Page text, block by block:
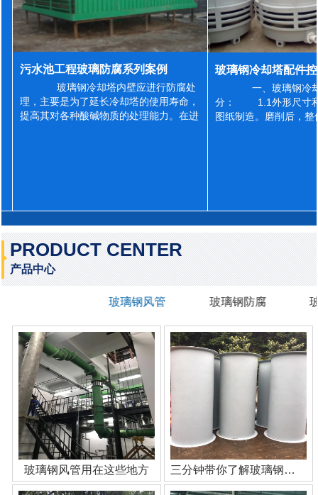
污水池工程玻璃防腐系列案例
玻璃钢冷却塔内壁应进行防腐处
理，主要是为了延长冷却塔的使用寿命，
提高其对各种酸碱物质的处理能力。在进
一、玻璃钢冷
分： 1.1外形尺寸和
图纸制造。磨削后，
PRODUCT CENTER
产品中心
玻璃钢风管 玻璃钢防腐
玻璃钢风管用在这些地方 三分钟带你了解玻璃钢管道